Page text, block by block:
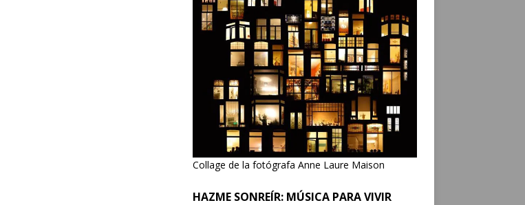
Collage de la fotógrafa Anne Laure Maison
HAZME SONREÍR: MÚSICA PARA VIVIR